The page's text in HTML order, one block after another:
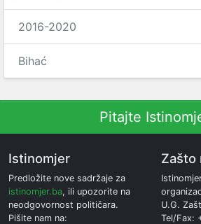
2016-2020
Bihać
Pitajte
Istinomjer
Predložite nove sadržaje za
istinomjer.ba, ili upozorite na
neodgovornost političara.
Pišite nam na:
Zašto
U.G.
Tel/Fax: